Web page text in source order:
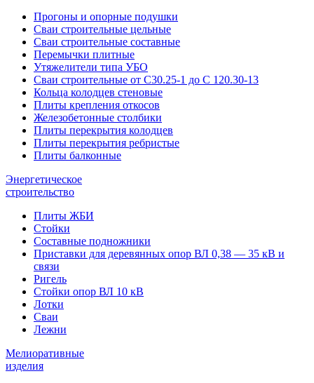
Прогоны и опорные подушки
Сваи строительные цельные
Сваи строительные составные
Перемычки плитные
Утяжелители типа УБО
Сваи строительные от С30.25-1 до С 120.30-13
Кольца колодцев стеновые
Плиты крепления откосов
Железобетонные столбики
Плиты перекрытия колодцев
Плиты перекрытия ребристые
Плиты балконные
Энергетическое
строительство
Плиты ЖБИ
Стойки
Составные подножники
Приставки для деревянных опор ВЛ 0,38 — 35 кВ и
связи
Ригель
Стойки опор ВЛ 10 кВ
Лотки
Сваи
Лежни
Мелиоративные
изделия